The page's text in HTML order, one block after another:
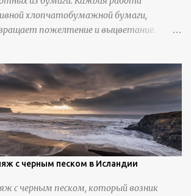
хлопчатобумажной бумаги,
пожелтение и выцветание.
текстурирования, чтобы точно
деталь. источник
с черным песком в Исландии
с черным песком, который возник